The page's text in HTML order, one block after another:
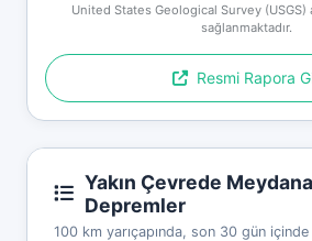
United States Geological Survey (USGS)
sağlanmaktadır.
Resmi Rapora
Yakın Çevrede
Depremler
100 km yarıçapında, son 30 gün